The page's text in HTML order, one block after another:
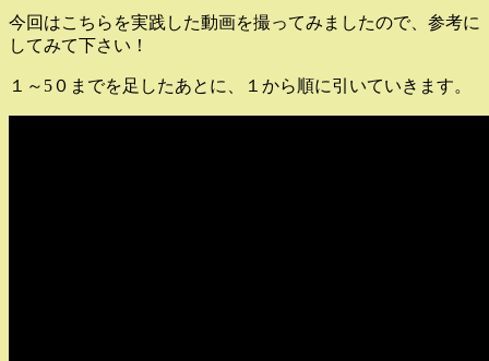
今回はこちらを実践した動画を撮ってみましたので、参考に
してみて下さい！
１～5０までを足したあとに、１から順に引いていきます。